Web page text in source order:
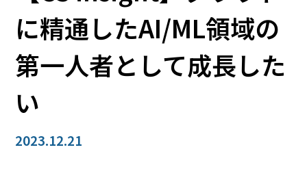
に精通したAI/ML領域の
第一人者として成長した
い
2023.12.21